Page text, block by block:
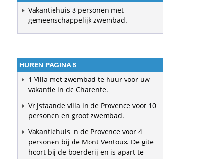
Vakantiehuis 8 personen met
gemeenschappelijk zwembad.
HUREN PAGINA 8
1 Villa met zwembad te huur voor uw
vakantie in de Charente.
Vrijstaande villa in de Provence voor 10
personen en groot zwembad.
Vakantiehuis in de Provence voor 4
personen bij de Mont Ventoux. De gite
hoort bij de boerderij en is apart te